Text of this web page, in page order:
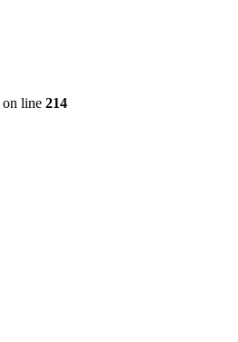
on line 214